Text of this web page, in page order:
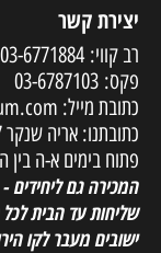
יצירת קשר
רב קווי:03-6771884
פקס: 03-6787103
כתובת מייל:
כתובתנו: אריה שנקר 7, א.ת. קרית אריה, פתח תקווה
פתוח בימים א-ה בין השעות
המכירה גם ליחידים
שליחות עד הבית
ישובים מעבר לקו